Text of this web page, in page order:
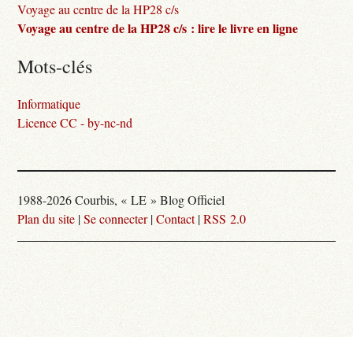
Voyage au centre de la HP28 c/s
Voyage au centre de la HP28 c/s : lire le livre en ligne
Mots-clés
Informatique
Licence CC - by-nc-nd
1988-2026 Courbis, « LE » Blog Officiel
Plan du site |Se connecter|Contact|RSS 2.0